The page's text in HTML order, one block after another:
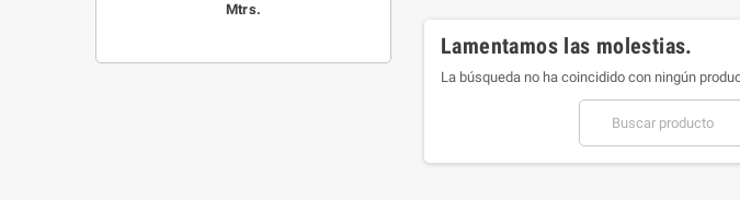
Mtrs.
Lamentamos las molestias.
La búsqueda no ha coincidido con ningún